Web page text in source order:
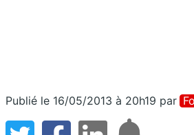
Publié le 16/05/2013 à 20h19 par